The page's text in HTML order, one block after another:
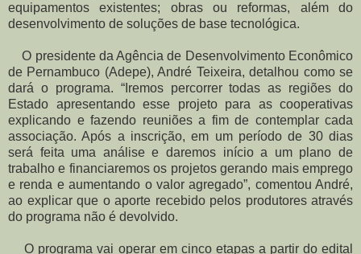
equipamentos existentes; obras ou reformas, além do
desenvolvimento de soluções de base tecnológica.
O presidente da Agência de Desenvolvimento Econômico
de Pernambuco (Adepe), André Teixeira, detalhou como se
dará o programa. “Iremos percorrer todas as regiões do
Estado apresentando esse projeto para as cooperativas
explicando e fazendo reuniões a fim de contemplar cada
associação. Após a inscrição, em um período de 30 dias
será feita uma análise e daremos início a um plano de
trabalho e financiaremos os projetos gerando mais emprego
e renda e aumentando o valor agregado”, comentou André,
ao explicar que o aporte recebido pelos produtores através
do programa não é devolvido.
O programa vai operar em cinco etapas a partir do edital